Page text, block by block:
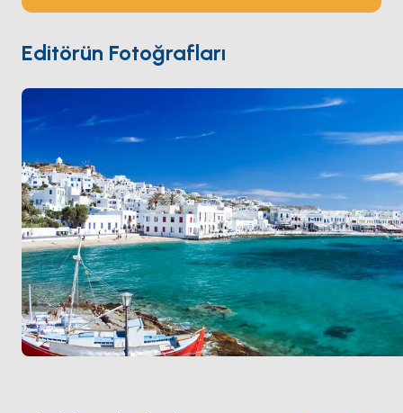
yüzme sularına sahip. Chora'ya döndüğünüzde
Nammos 'ta yemek yiyebilir veya
teraslarından yel değirmenlerinin üstüne düşen gün
batımını izleyebilirsiniz. Sezon
Mayıs ile Ekimarası
açık; Haziran ve Eylül sıcak ama Ağustos
Editörün Fotoğrafları